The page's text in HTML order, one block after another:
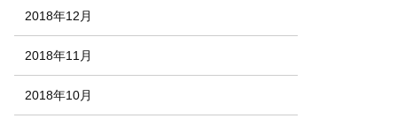
2018年12月
2018年11月
2018年10月